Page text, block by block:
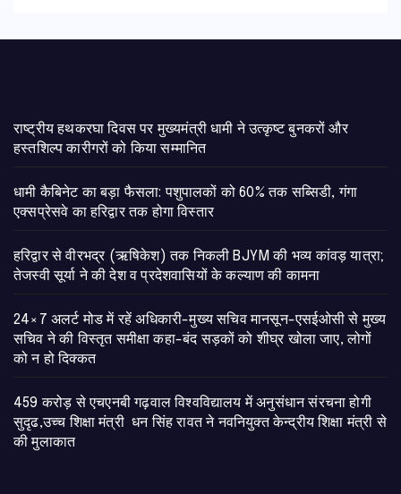
राष्ट्रीय हथकरघा दिवस पर मुख्यमंत्री धामी ने उत्कृष्ट बुनकरों और
हस्तशिल्प कारीगरों को किया सम्मानित
​धामी कैबिनेट का बड़ा फैसला: पशुपालकों को 60% तक सब्सिडी, गंगा
एक्सप्रेसवे का हरिद्वार तक होगा विस्तार
​हरिद्वार से वीरभद्र (ऋषिकेश) तक निकली BJYM की भव्य कांवड़ यात्रा;
तेजस्वी सूर्या ने की देश व प्रदेशवासियों के कल्याण की कामना
24×7 अलर्ट मोड में रहें अधिकारी-मुख्य सचिव मानसून-एसईओसी से मुख्य
सचिव ने की विस्तृत समीक्षा कहा-बंद सड़कों को शीघ्र खोला जाए, लोगों
को न हो दिक्कत
459 करोड़ से एचएनबी गढ़वाल विश्वविद्यालय में अनुसंधान संरचना होगी
सुदृढ,उच्च शिक्षा मंत्री धन सिंह रावत ने नवनियुक्त केन्द्रीय शिक्षा मंत्री से
की मुलाकात